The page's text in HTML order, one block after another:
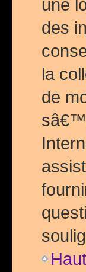
une
des
la
de
Haut